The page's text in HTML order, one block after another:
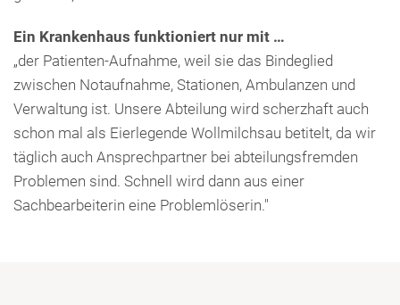
Ein Krankenhaus funktioniert nur mit …
„der Patienten-Aufnahme, weil sie das Bindeglied
zwischen Notaufnahme, Stationen, Ambulanzen und
Verwaltung ist. Unsere Abteilung wird scherzhaft auch
schon mal als Eierlegende Wollmilchsau betitelt, da wir
täglich auch Ansprechpartner bei abteilungsfremden
Problemen sind. Schnell wird dann aus einer
Sachbearbeiterin eine Problemlöserin."